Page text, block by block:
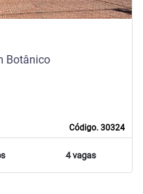
Código. 30324
Botânico
4 vagas